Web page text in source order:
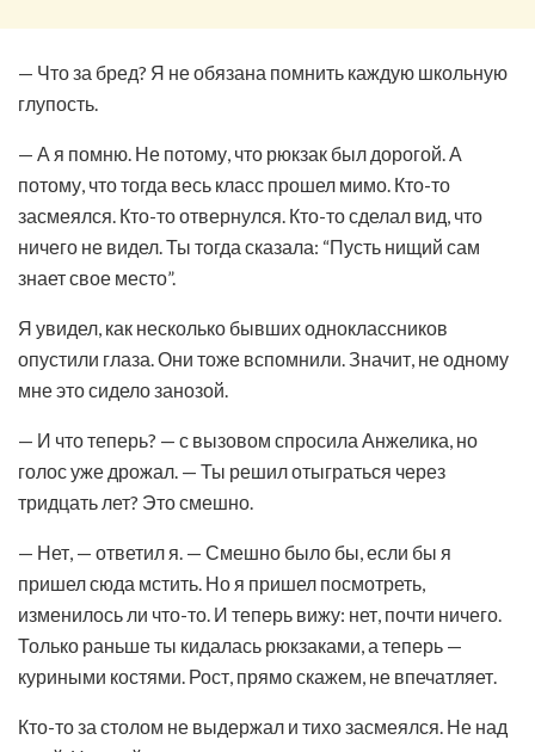
— Что за бред? Я не обязана помнить каждую школьную
глупость.
— А я помню. Не потому, что рюкзак был дорогой. А
потому, что тогда весь класс прошел мимо. Кто-то
засмеялся. Кто-то отвернулся. Кто-то сделал вид, что
ничего не видел. Ты тогда сказала: “Пусть нищий сам
знает свое место”.
Я увидел, как несколько бывших одноклассников
опустили глаза. Они тоже вспомнили. Значит, не одному
мне это сидело занозой.
— И что теперь? — с вызовом спросила Анжелика, но
голос уже дрожал. — Ты решил отыграться через
тридцать лет? Это смешно.
— Нет, — ответил я. — Смешно было бы, если бы я
пришел сюда мстить. Но я пришел посмотреть,
изменилось ли что-то. И теперь вижу: нет, почти ничего.
Только раньше ты кидалась рюкзаками, а теперь —
куриными костями. Рост, прямо скажем, не впечатляет.
Кто-то за столом не выдержал и тихо засмеялся. Не над